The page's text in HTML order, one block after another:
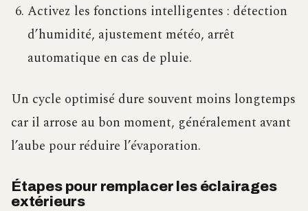
Activez les fonctions intelligentes : détection
d’humidité, ajustement météo, arrêt
automatique en cas de pluie.
Un cycle optimisé dure souvent moins longtemps
car il arrose au bon moment, généralement avant
l’aube pour réduire l’évaporation.
Étapes pour remplacer les éclairages
extérieurs